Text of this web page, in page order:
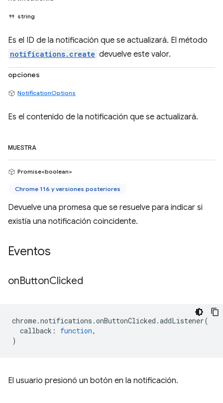
string
Es el ID de la notificación que se actualizará. El método
notifications.create devuelve este valor.
opciones
NotificationOptions
Es el contenido de la notificación que se actualizará.
MUESTRA
Promise<boolean>
Chrome 116 y versiones posteriores
Devuelve una promesa que se resuelve para indicar si
existía una notificación coincidente.
Eventos
onButtonClicked
chrome.notifications .onButtonClicked .addListener(
callback : function,
)
El usuario presionó un botón en la notificación.